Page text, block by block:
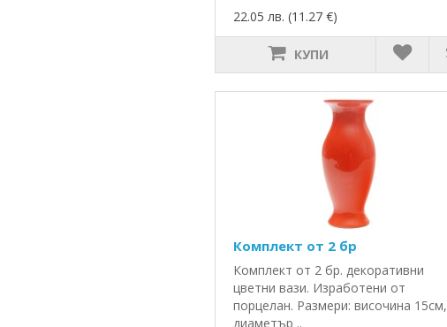
22.05 лв. (11.27 €)
КУПИ
Комплект от 2 бр
Комплект от 2 бр. декоративни
цветни вази. Изработени от
порцелан. Размери: височина 15см,
диаметър ..